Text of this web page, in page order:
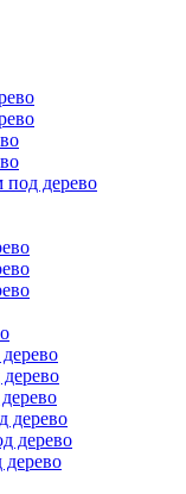
под дерево
дерево
дерево
дерево